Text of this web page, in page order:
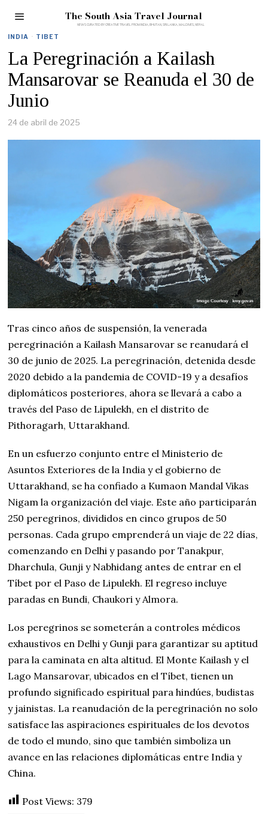
The South Asia Travel Journal
INDIA · TIBET
La Peregrinación a Kailash
Mansarovar se Reanuda el 30 de
Junio
24 de abril de 2025
Tras cinco años de suspensión, la venerada
peregrinación a Kailash Mansarovar se reanudará el
30 de junio de 2025. La peregrinación, detenida desde
2020 debido a la pandemia de COVID-19 y a desafíos
diplomáticos posteriores, ahora se llevará a cabo a
través del Paso de Lipulekh, en el distrito de
Pithoragarh, Uttarakhand.
En un esfuerzo conjunto entre el Ministerio de
Asuntos Exteriores de la India y el gobierno de
Uttarakhand, se ha confiado a Kumaon Mandal Vikas
Nigam la organización del viaje. Este año participarán
250 peregrinos, divididos en cinco grupos de 50
personas. Cada grupo emprenderá un viaje de 22 días,
comenzando en Delhi y pasando por Tanakpur,
Dharchula, Gunji y Nabhidang antes de entrar en el
Tíbet por el Paso de Lipulekh. El regreso incluye
paradas en Bundi, Chaukori y Almora.
Los peregrinos se someterán a controles médicos
exhaustivos en Delhi y Gunji para garantizar su aptitud
para la caminata en alta altitud. El Monte Kailash y el
Lago Mansarovar, ubicados en el Tíbet, tienen un
profundo significado espiritual para hindúes, budistas
y jainistas. La reanudación de la peregrinación no solo
satisface las aspiraciones espirituales de los devotos
de todo el mundo, sino que también simboliza un
avance en las relaciones diplomáticas entre India y
China.
Post Views: 379